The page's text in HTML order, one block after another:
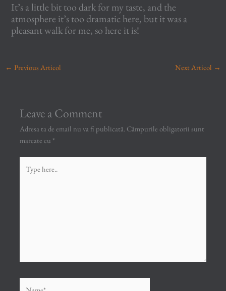
It’s a little bit too dark for my taste, and the
atmosphere it’s too dramatic here, but it was a
pleasant walk for me, so here it is!
← Previous Articol Next Articol →
Leave a Comment
Adresa ta de email nu va fi publicată. Câmpurile obligatorii sunt
marcate cu *
here..